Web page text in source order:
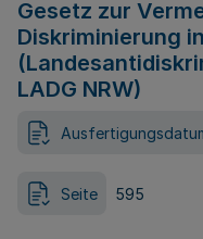
Gesetz zur
Diskriminierung
LADG NRW)
Seite 595